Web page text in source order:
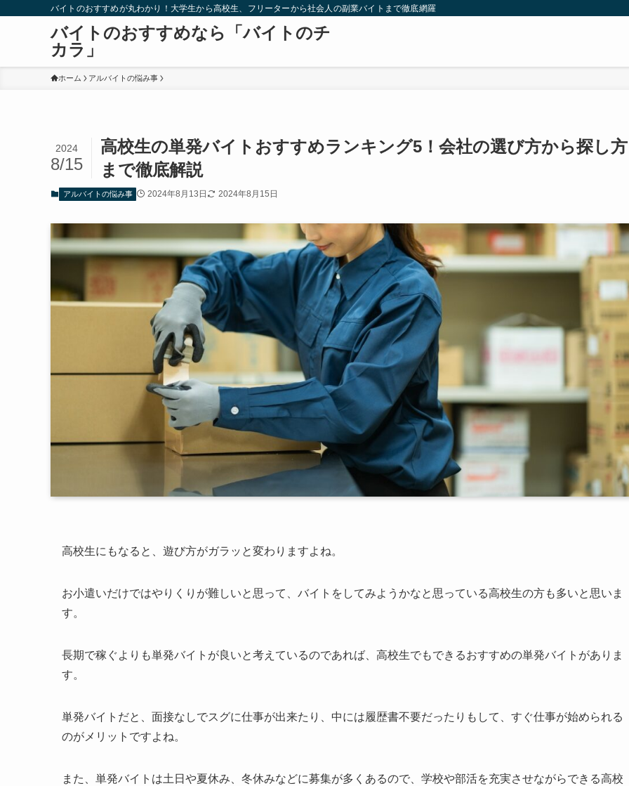
バイトのおすすめが丸わかり！大学生から高校生、フリーターから社会人の副業バイトまで徹底網羅
バイトのおすすめなら「バイトのチ
カラ」
ホーム アルバイトの悩み事
高校生の単発バイトおすすめランキング5！会社の選び方から探し方
まで徹底解説
2024
8/15
アルバイトの悩み事 2024年8月13日 2024年8月15日
高校生にもなると、遊び方がガラッと変わりますよね。
お小遣いだけではやりくりが難しいと思って、バイトをしてみようかなと思っている高校生の方も多いと思いま
す。
長期で稼ぐよりも単発バイトが良いと考えているのであれば、高校生でもできるおすすめの単発バイトがありま
す。
単発バイトだと、面接なしでスグに仕事が出来たり、中には履歴書不要だったりもして、すぐ仕事が始められる
のがメリットですよね。
また、単発バイトは土日や夏休み、冬休みなどに募集が多くあるので、学校や部活を充実させながらできる高校